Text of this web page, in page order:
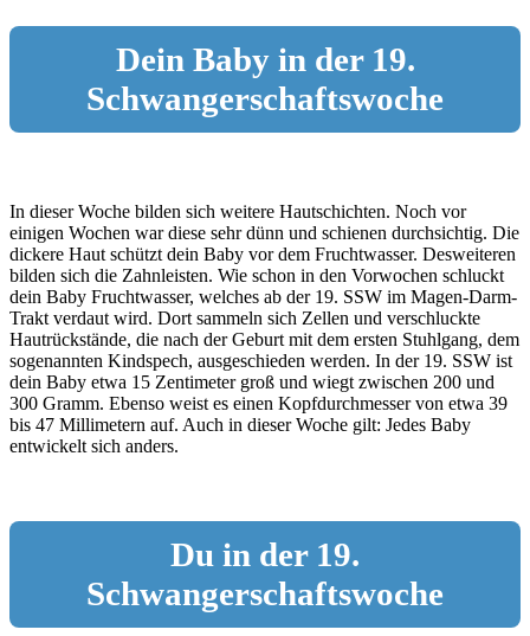
Dein Baby in der 19.
Schwangerschaftswoche
In dieser Woche bilden sich weitere Hautschichten. Noch vor
einigen Wochen war diese sehr dünn und schienen durchsichtig. Die
dickere Haut schützt dein Baby vor dem Fruchtwasser. Desweiteren
bilden sich die Zahnleisten. Wie schon in den Vorwochen schluckt
dein Baby Fruchtwasser, welches ab der 19. SSW im Magen-Darm-
Trakt verdaut wird. Dort sammeln sich Zellen und verschluckte
Hautrückstände, die nach der Geburt mit dem ersten Stuhlgang, dem
sogenannten Kindspech, ausgeschieden werden. In der 19. SSW ist
dein Baby etwa 15 Zentimeter groß und wiegt zwischen 200 und
300 Gramm. Ebenso weist es einen Kopfdurchmesser von etwa 39
bis 47 Millimetern auf. Auch in dieser Woche gilt: Jedes Baby
entwickelt sich anders.
Du in der 19.
Schwangerschaftswoche